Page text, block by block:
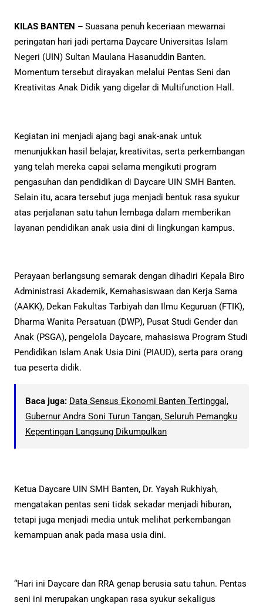
KILAS BANTEN – Suasana penuh keceriaan mewarnai
peringatan hari jadi pertama Daycare Universitas Islam
Negeri (UIN) Sultan Maulana Hasanuddin Banten.
Momentum tersebut dirayakan melalui Pentas Seni dan
Kreativitas Anak Didik yang digelar di Multifunction Hall.
Kegiatan ini menjadi ajang bagi anak-anak untuk
menunjukkan hasil belajar, kreativitas, serta perkembangan
yang telah mereka capai selama mengikuti program
pengasuhan dan pendidikan di Daycare UIN SMH Banten.
Selain itu, acara tersebut juga menjadi bentuk rasa syukur
atas perjalanan satu tahun lembaga dalam memberikan
layanan pendidikan anak usia dini di lingkungan kampus.
Perayaan berlangsung semarak dengan dihadiri Kepala Biro
Administrasi Akademik, Kemahasiswaan dan Kerja Sama
(AAKK), Dekan Fakultas Tarbiyah dan Ilmu Keguruan (FTIK),
Dharma Wanita Persatuan (DWP), Pusat Studi Gender dan
Anak (PSGA), pengelola Daycare, mahasiswa Program Studi
Pendidikan Islam Anak Usia Dini (PIAUD), serta para orang
tua peserta didik.
Baca juga: Data Sensus Ekonomi Banten Tertinggal,
Gubernur Andra Soni Turun Tangan, Seluruh Pemangku
Kepentingan Langsung Dikumpulkan
Ketua Daycare UIN SMH Banten, Dr. Yayah Rukhiyah,
mengatakan pentas seni tidak sekadar menjadi hiburan,
tetapi juga menjadi media untuk melihat perkembangan
kemampuan anak pada masa usia dini.
“Hari ini Daycare dan RRA genap berusia satu tahun. Pentas
seni ini merupakan ungkapan rasa syukur sekaligus